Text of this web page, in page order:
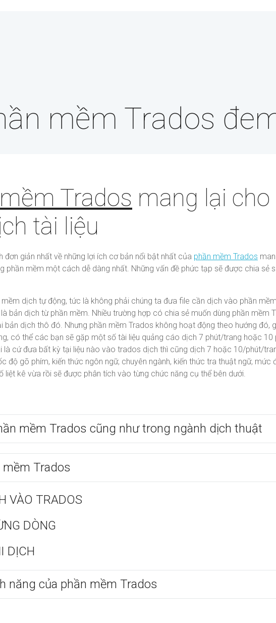
mềm Trados
Trados mang lại cho
tài liệu
đơn giản nhất về những lợi ích cơ bản nổi bật nhất của phần mềm Trados
phần mềm một cách dễ dàng nhất. Những vấn đề phức tạp sẽ được chia sẻ
dịch tự động, tức là không phải chúng ta đưa file cần dịch vào phần
bản dịch từ phần mềm. Nhiều trường hợp có chia sẻ muốn dùng phần mềm
dịch thô đó. Nhưng phần mềm Trados không hoạt động theo hướng đó,
có thể các bạn sẽ gặp một số tài liệu quảng cáo dịch 7 phút/trang hoặc 10
là cứ đưa bất kỳ tại liệu nào vào trados dịch thì cũng dịch 7 hoặc 10/phút/
độ gõ phím, kiến thức ngôn ngữ, chuyên ngành, kiến thức tra thuật ngữ, mức
kê vừa rồi sẽ được phân tích vào từng chức năng cụ thể bên dưới.
mềm Trados cũng như trong ngành dịch thuật
Trados
VÀO TRADOS
DÒNG
DỊCH
năng của phần mềm Trados